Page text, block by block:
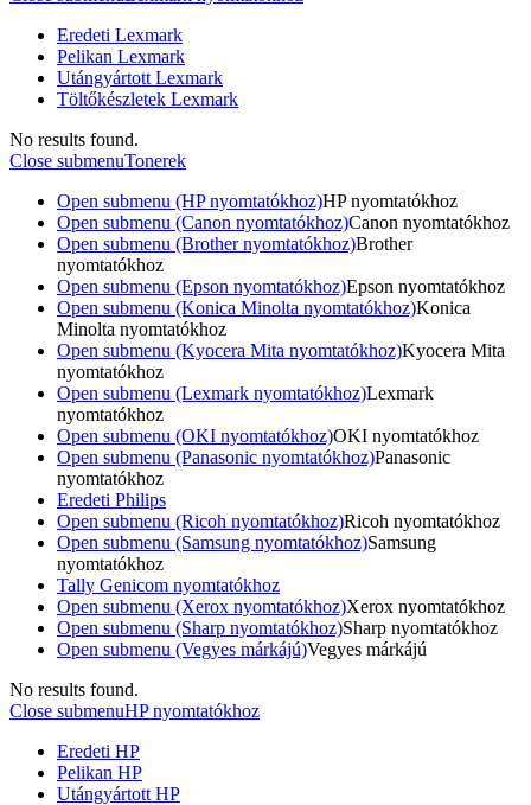
Eredeti Lexmark
Pelikan Lexmark
Utángyártott Lexmark
Töltőkészletek Lexmark
No results found.
Close submenuTonerek
Open submenu (HP nyomtatókhoz)HP nyomtatókhoz
Open submenu (Canon nyomtatókhoz)Canon nyomtatókhoz
Open submenu (Brother nyomtatókhoz)Brother
nyomtatókhoz
Open submenu (Epson nyomtatókhoz)Epson nyomtatókhoz
Open submenu (Konica Minolta nyomtatókhoz)Konica
Minolta nyomtatókhoz
Open submenu (Kyocera Mita nyomtatókhoz)Kyocera Mita
nyomtatókhoz
Open submenu (Lexmark nyomtatókhoz)Lexmark
nyomtatókhoz
Open submenu (OKI nyomtatókhoz)OKI nyomtatókhoz
Open submenu (Panasonic nyomtatókhoz)Panasonic
nyomtatókhoz
Eredeti Philips
Open submenu (Ricoh nyomtatókhoz)Ricoh nyomtatókhoz
Open submenu (Samsung nyomtatókhoz)Samsung
nyomtatókhoz
Tally Genicom nyomtatókhoz
Open submenu (Xerox nyomtatókhoz)Xerox nyomtatókhoz
Open submenu (Sharp nyomtatókhoz)Sharp nyomtatókhoz
Open submenu (Vegyes márkájú)Vegyes márkájú
No results found.
Close submenuHP nyomtatókhoz
Eredeti HP
Pelikan HP
Utángyártott HP